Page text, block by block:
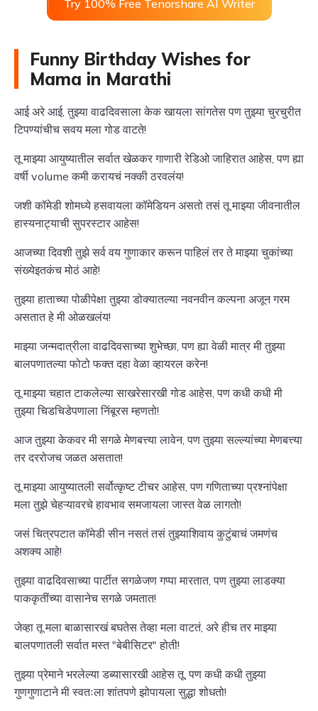
Try 100% Free Tenorshare AI Writer
Funny Birthday Wishes for
Mama in Marathi
आई अरे आई, तुझ्या वाढदिवसाला केक खायला सांगतेस पण तुझ्या चुरचुरीत
टिपण्यांचीच सवय मला गोड वाटते!
तू माझ्या आयुष्यातील सर्वात खेळकर गाणारी रेडिओ जाहिरात आहेस, पण ह्या
वर्षी volume कमी करायचं नक्की ठरवलंय!
जशी कॉमेडी शोमध्ये हसवायला कॉमेडियन असतो तसं तू माझ्या जीवनातील
हास्यनाट्याची सुपरस्टार आहेस!
आजच्या दिवशी तुझे सर्व वय गुणाकार करून पाहिलं तर ते माझ्या चुकांच्या
संख्येइतकंच मोठं आहे!
तुझ्या हाताच्या पोळीपेक्षा तुझ्या डोक्यातल्या नवनवीन कल्पना अजून गरम
असतात हे मी ओळखलंय!
माझ्या जन्मदात्रीला वाढदिवसाच्या शुभेच्छा, पण ह्या वेळी मात्र मी तुझ्या
बालपणातल्या फोटो फक्त दहा वेळा व्हायरल करेन!
तू माझ्या चहात टाकलेल्या साखरेसारखी गोड आहेस, पण कधी कधी मी
तुझ्या चिडचिडेपणाला निंबूरस म्हणतो!
आज तुझ्या केकवर मी सगळे मेणबत्त्या लावेन, पण तुझ्या सल्ल्यांच्या मेणबत्त्या
तर दररोजच जळत असतात!
तू माझ्या आयुष्यातली सर्वोत्कृष्ट टीचर आहेस, पण गणिताच्या प्रश्नांपेक्षा
मला तुझे चेहऱ्यावरचे हावभाव समजायला जास्त वेळ लागतो!
जसं चित्रपटात कॉमेडी सीन नसतं तसं तुझ्याशिवाय कुटुंबाचं जमणंच
अशक्य आहे!
तुझ्या वाढदिवसाच्या पार्टीत सगळेजण गप्पा मारतात, पण तुझ्या लाडक्या
पाककृतींच्या वासानेच सगळे जमतात!
जेव्हा तू मला बाळासारखं बघतेस तेव्हा मला वाटतं, अरे हीच तर माझ्या
बालपणातली सर्वात मस्त "बेबीसिटर" होती!
तुझ्या प्रेमाने भरलेल्या डब्यासारखी आहेस तू, पण कधी कधी तुझ्या
गुणगुणाटाने मी स्वतःला शांतपणे झोपायला सुद्धा शोधतो!